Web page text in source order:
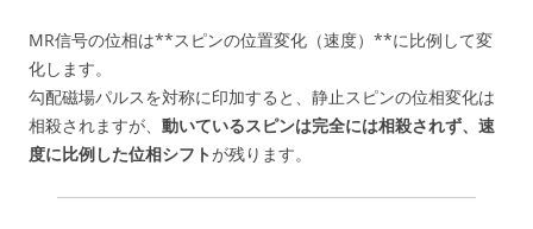
MR信号の位相は**スピンの位置変化（速度）**に比例して変
化します。
勾配磁場パルスを対称に印加すると、静止スピンの位相変化は
相殺されますが、 動いているスピンは完全には相殺されず、速
度に比例した位相シフトが残ります。